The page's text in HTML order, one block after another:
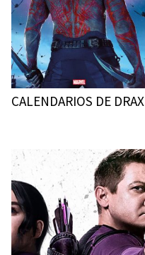
CALENDARIOS DE DRAX